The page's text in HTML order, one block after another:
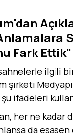
Fark Ettik"
ilgili
şirketi
ifadeleri
her ne kadar
da